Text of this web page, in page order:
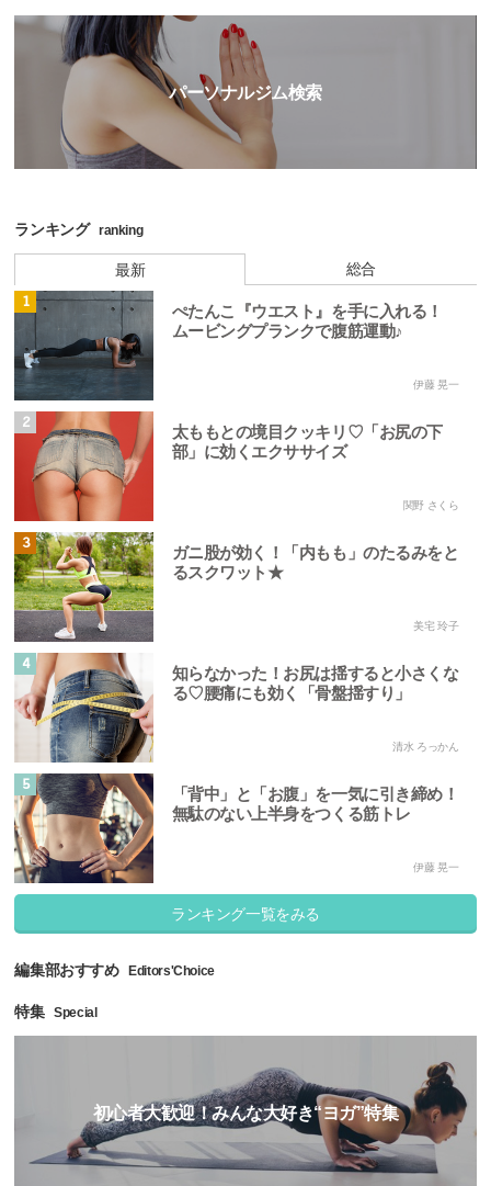
パーソナルジム検索
ランキング ranking
最新 総合
1
ぺたんこ『ウエスト』を手に入れる！
ムービングプランクで腹筋運動♪
伊藤 晃一
2
太ももとの境目クッキリ♡「お尻の下
部」に効くエクササイズ
関野 さくら
3
ガニ股が効く！「内もも」のたるみをと
るスクワット★
美宅 玲子
4
知らなかった！お尻は揺すると小さくな
る♡腰痛にも効く「骨盤揺すり」
清水 ろっかん
5
「背中」と「お腹」を一気に引き締め！
無駄のない上半身をつくる筋トレ
伊藤 晃一
ランキング一覧をみる
編集部おすすめ Editors'Choice
特集 Special
初心者大歓迎！みんな大好き“ヨガ”特集